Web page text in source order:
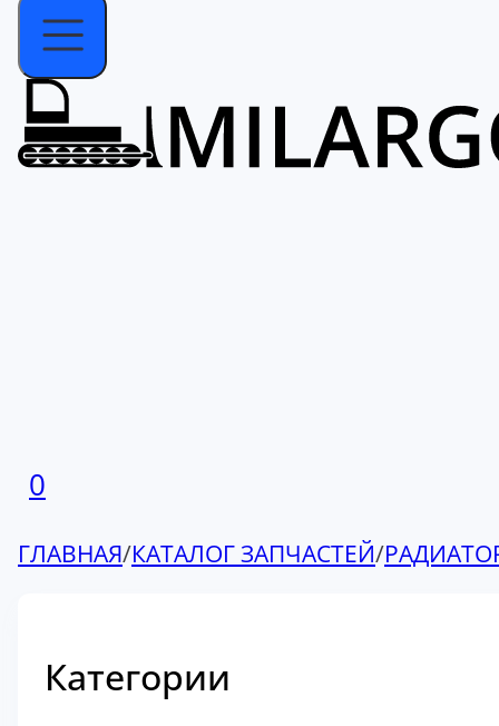
0
ГЛАВНАЯ/КАТАЛОГ ЗАПЧАСТЕЙ/
Категории